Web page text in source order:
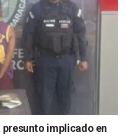
implicado en